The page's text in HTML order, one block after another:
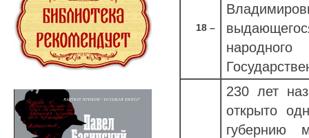
18 –
230 лет
открыто
губернию